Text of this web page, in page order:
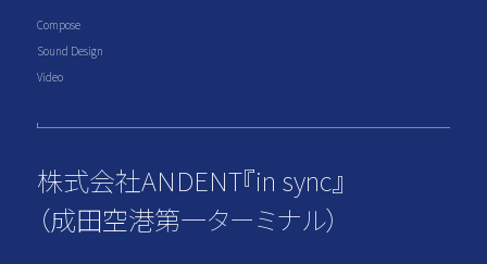
Compose
Sound Design
Video
株式会社ANDENT『in sync』
（成田空港第一ターミナル）